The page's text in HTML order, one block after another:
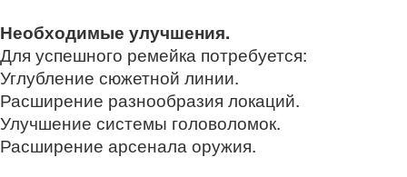
Необходимые улучшения.
Для успешного ремейка потребуется:
Углубление сюжетной линии.
Расширение разнообразия локаций.
Улучшение системы головоломок.
Расширение арсенала оружия.